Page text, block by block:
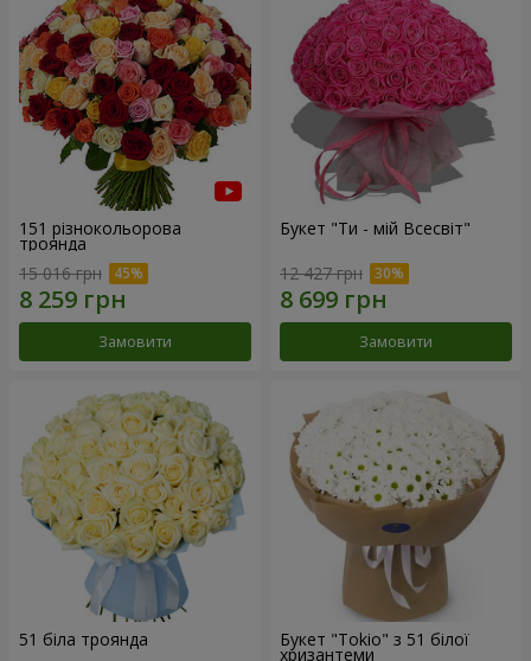
151 різнокольорова
троянда
15 016 грн
Замовити
Букет "Ти - мій Всесвіт"
12 427 грн
Замовити
51 біла троянда Букет "Tokio" з 51 білої
хризантеми